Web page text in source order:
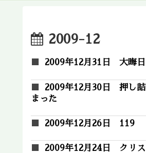
2009-12
2009年12月31日 大晦日
2009年12月30日 押し詰
まった
2009年12月26日 119
2009年12月24日 クリス